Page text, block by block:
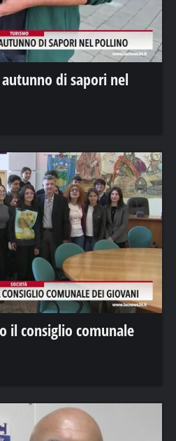
di sapori nel
il consiglio comunale